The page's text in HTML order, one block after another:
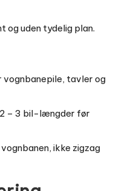
og uden tydelig plan.
vognbanepile, tavler og
– 3 bil-længder før
ikke zigzag